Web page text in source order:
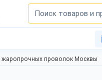
жаропрочных проволок Москвы